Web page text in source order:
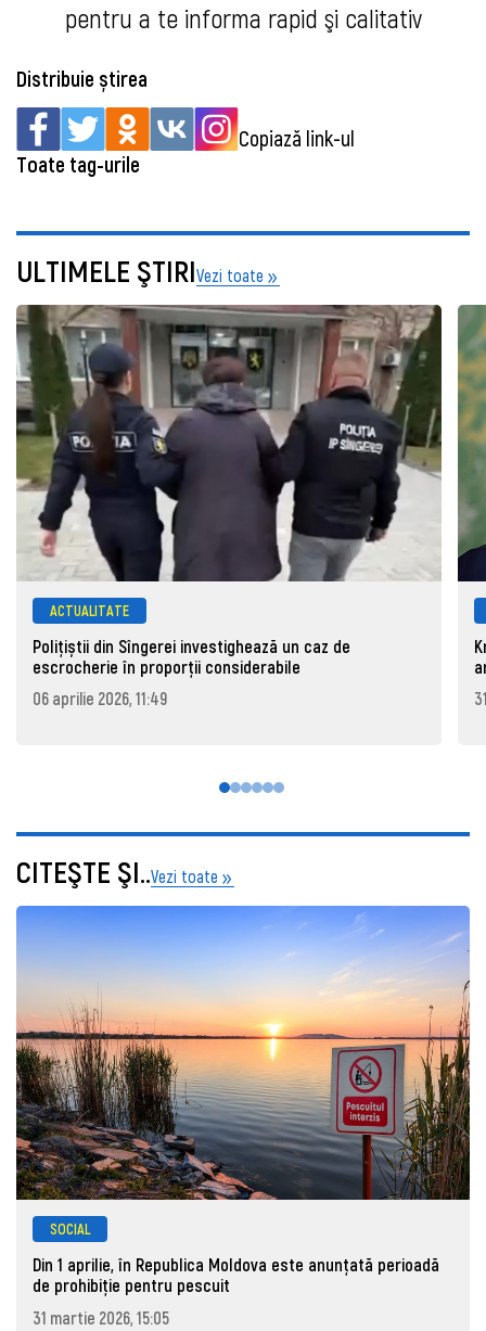
pentru a te informa rapid şi calitativ
Distribuie știrea
Copiază link-ul
Toate tag-urile
ULTIMELE ŞTIRIVezi toate
ACTUALITATE
Polițiștii din Sîngerei investighează un caz de
escrocherie în proporții considerabile
06 aprilie 2026, 11:49
CITEŞTE ŞI..Vezi toate
SOCIAL
Din 1 aprilie, în Republica Moldova este anunţată perioadă
de prohibiţie pentru pescuit
31 martie 2026, 15:05